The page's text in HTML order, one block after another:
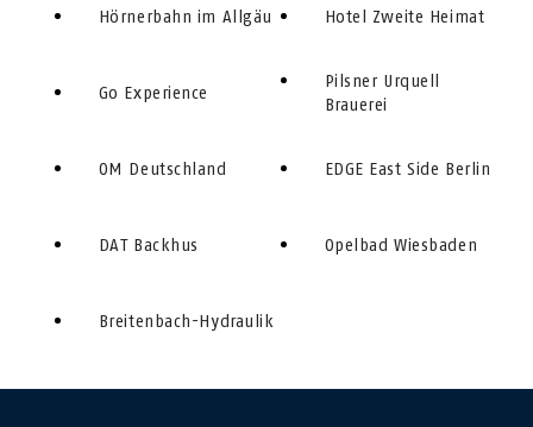
Hörnerbahn im Allgäu
Go Experience
OM Deutschland
DAT Backhus
Breitenbach-Hydraulik
Hotel Zweite Heimat
Pilsner Urquell
Brauerei
EDGE East Side Berlin
Opelbad Wiesbaden